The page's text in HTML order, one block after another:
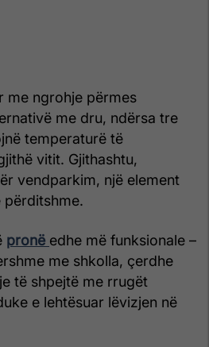
me ngrohje përmes
me dru, ndërsa tre
temperaturë të
vitit. Gjithashtu,
vendparkim, një element
përditshme.
pronë edhe më funksionale –
me shkolla, çerdhe
të shpejtë me rrugët
e lehtësuar lëvizjen në